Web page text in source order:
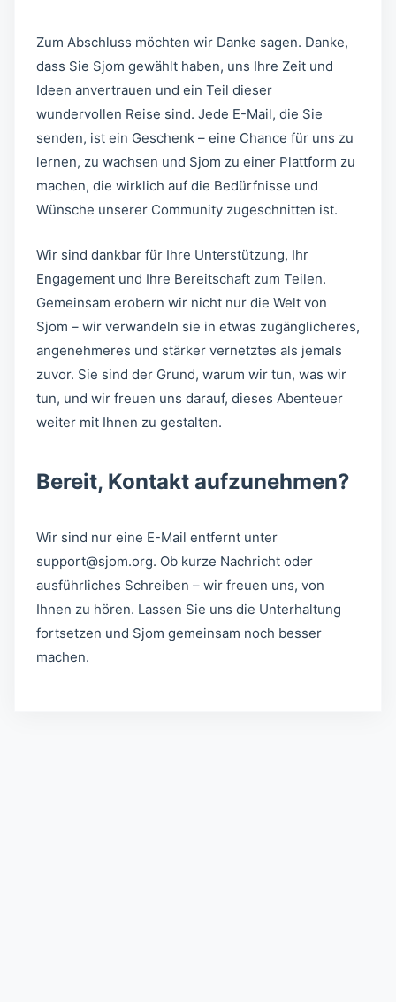
Zum Abschluss möchten wir Danke sagen. Danke,
dass Sie Sjom gewählt haben, uns Ihre Zeit und
Ideen anvertrauen und ein Teil dieser
wundervollen Reise sind. Jede E-Mail, die Sie
senden, ist ein Geschenk – eine Chance für uns zu
lernen, zu wachsen und Sjom zu einer Plattform zu
machen, die wirklich auf die Bedürfnisse und
Wünsche unserer Community zugeschnitten ist.
Wir sind dankbar für Ihre Unterstützung, Ihr
Engagement und Ihre Bereitschaft zum Teilen.
Gemeinsam erobern wir nicht nur die Welt von
Sjom – wir verwandeln sie in etwas zugänglicheres,
angenehmeres und stärker vernetztes als jemals
zuvor. Sie sind der Grund, warum wir tun, was wir
tun, und wir freuen uns darauf, dieses Abenteuer
weiter mit Ihnen zu gestalten.
Bereit, Kontakt aufzunehmen?
Wir sind nur eine E-Mail entfernt unter
support@sjom.org. Ob kurze Nachricht oder
ausführliches Schreiben – wir freuen uns, von
Ihnen zu hören. Lassen Sie uns die Unterhaltung
fortsetzen und Sjom gemeinsam noch besser
machen.